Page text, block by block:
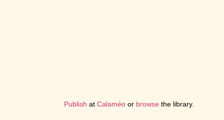
Publish at Calaméoor browsethe library.